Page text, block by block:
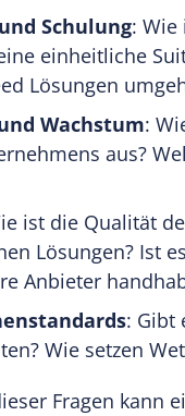
Schulung: Wie
einheitliche
Lösungen
Wachstum:
aus?
ist die Qualität
Lösungen? Ist
Anbieter
: Gibt
Wie setzen
Fragen kann